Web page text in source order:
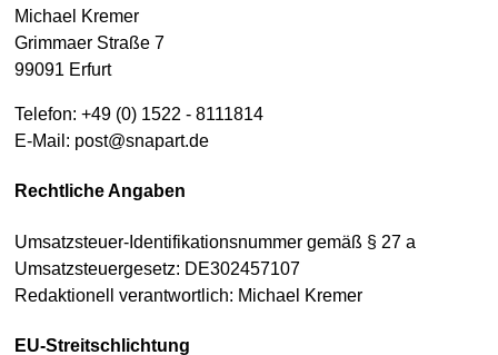
Michael Kremer
Grimmaer Straße 7
99091 Erfurt
Telefon: +49 (0) 1522 - 8111814
E-Mail: post@snapart.de
Rechtliche Angaben
Umsatzsteuer-Identifikationsnummer gemäß § 27 a
Umsatzsteuergesetz: DE302457107
Redaktionell verantwortlich: Michael Kremer
EU-Streitschlichtung